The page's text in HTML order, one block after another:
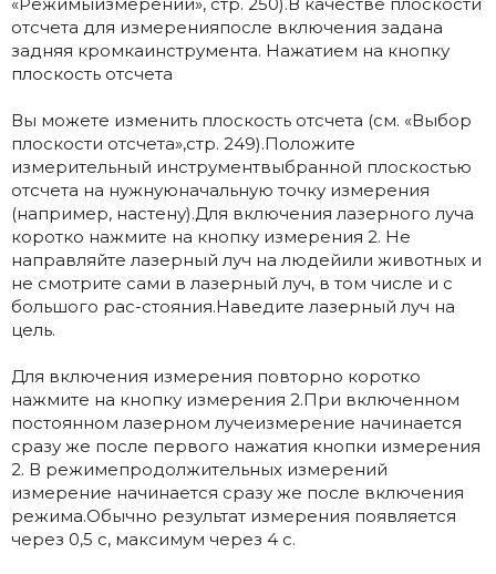
«Режимыизмерений», стр. 250).В качестве плоскости
отсчета для измеренияпосле включения задана
задняя кромкаинструмента. Нажатием на кнопку
плоскость отсчета
Вы можете изменить плоскость отсчета (см. «Выбор
плоскости отсчета»,стр. 249).Положите
измерительный инструментвыбранной плоскостью
отсчета на нужнуюначальную точку измерения
(например, настену).Для включения лазерного луча
коротко нажмите на кнопку измерения 2. Не
направляйте лазерный луч на людейили животных и
не смотрите сами в лазерный луч, в том числе и с
большого рас-стояния.Наведите лазерный луч на
цель.
Для включения измерения повторно коротко
нажмите на кнопку измерения 2.При включенном
постоянном лазерном лучеизмерение начинается
сразу же после первого нажатия кнопки измерения
2. В режимепродолжительных измерений
измерение начинается сразу же после включения
режима.Обычно результат измерения появляется
через 0,5 с, максимум через 4 с.